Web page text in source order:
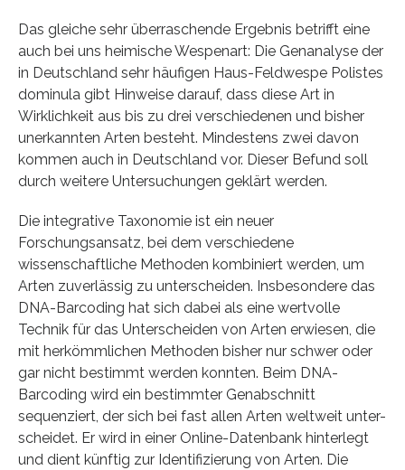
Das gleiche sehr überraschende Ergebnis betrifft eine
auch bei uns heimische Wespenart: Die Genanalyse der
in Deutschland sehr häufigen Haus-Feldwespe Polistes
dominula gibt Hinweise darauf, dass diese Art in
Wirklichkeit aus bis zu drei verschiedenen und bisher
unerkannten Arten besteht. Mindestens zwei davon
kommen auch in Deutschland vor. Dieser Befund soll
durch weitere Untersuchungen geklärt werden.
Die integrative Taxonomie ist ein neuer
Forschungsansatz, bei dem verschiedene
wissenschaftliche Methoden kombiniert werden, um
Arten zuverlässig zu unterscheiden. Insbesondere das
DNA-Barcoding hat sich dabei als eine wertvolle
Technik für das Unterscheiden von Arten erwiesen, die
mit herkömmlichen Methoden bisher nur schwer oder
gar nicht bestimmt werden konnten. Beim DNA-
Barcoding wird ein bestimmter Genabschnitt
sequenziert, der sich bei fast allen Arten weltweit unter-
scheidet. Er wird in einer Online-Datenbank hinterlegt
und dient künftig zur Identifizierung von Arten. Die